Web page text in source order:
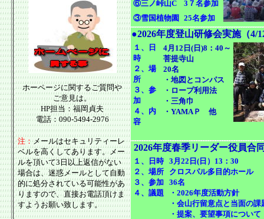
ホーページに関するご質問や
ご意見は。
HP担当：福岡貞夫
電話：090-5494-2976
注：メールはセキュリティーレ
ベルを高くしてあります。メー
ルを頂いて3日以上返信がない
場合は、迷惑メールとして自動
的に処分されている可能性があ
りますので、直接お電話頂けま
すようお願い致します。
⑥三ノ峠山C
3７名参加
③雪国植物園
25名参加
●2026年度登山研修会実施（4/
１、日
時
２、場
所
３、参
加
４、内
容
4月12日(日)8：40～
菩提寺山
20名
・地図とコンパス
・ ロープ利用法
・三角巾
・YAMAＰ 他
2026年度春季リーダー役員合
１、日時
２、場所
３、参加
４、議題
3月22日(日）13：30
クロスパル多目的ホール
36名
・2026年度活動方針
・会山行留意点と当面の課
・提案、要望事項について